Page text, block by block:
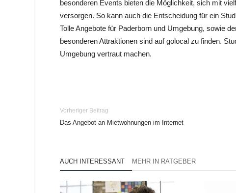
besonderen Events bieten die Möglichkeit, sich mit
versorgen. So kann auch die Entscheidung für ein
Tolle Angebote für Paderborn und Umgebung, sowie
besonderen Attraktionen sind auf golocal zu finden.
Umgebung vertraut machen.
Vorheriger Beitrag
Das Angebot an Mietwohnungen im Internet
AUCH INTERESSANT MEHR IN RATGEBER